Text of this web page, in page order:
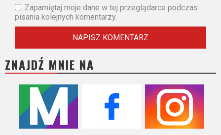
Zapamiętaj moje dane w tej przeglądarce podczas
pisania kolejnych komentarzy.
ZNAJDŹ MNIE NA